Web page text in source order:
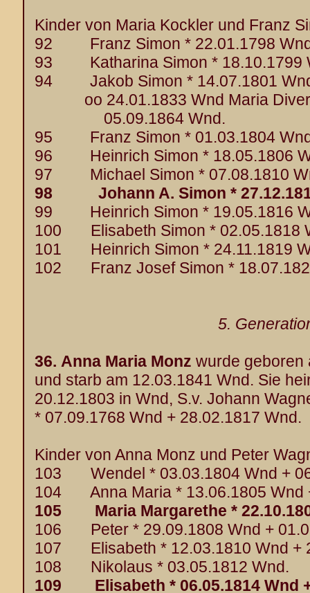
Kinder von Maria Kockler und Franz
92 Franz Simon * 22.01.1798 Wnd
93 Katharina Simon * 18.10.1799
94 Jakob Simon * 14.07.1801 Wnd
oo 24.01.1833 Wnd Maria
05.09.1864 Wnd.
95 Franz Simon * 01.03.1804
96 Heinrich Simon * 18.05.1806
97 Michael Simon * 07.08.1810
98 Johann A. Simon *
99 Heinrich Simon * 19.05.1816
100 Elisabeth Simon * 02.05.1818
101 Heinrich Simon * 24.11.1819
102 Franz Josef Simon *
5.
36. Anna Maria Monz wurde geboren
und starb am 12.03.1841 Wnd. Sie
20.12.1803 in Wnd, S.v. Johann
* 07.09.1768 Wnd + 28.02.1817 Wnd.
Kinder von Anna Monz und Peter
103 Wendel * 03.03.1804 Wnd +
104 Anna Maria * 13.06.1805 Wnd
105 Maria Margarethe *
106 Peter * 29.09.1808 Wnd +
107 Elisabeth * 12.03.1810 Wnd +
108 Nikolaus * 03.05.1812 Wnd.
109 Elisabeth * 06.05.1814 Wnd +